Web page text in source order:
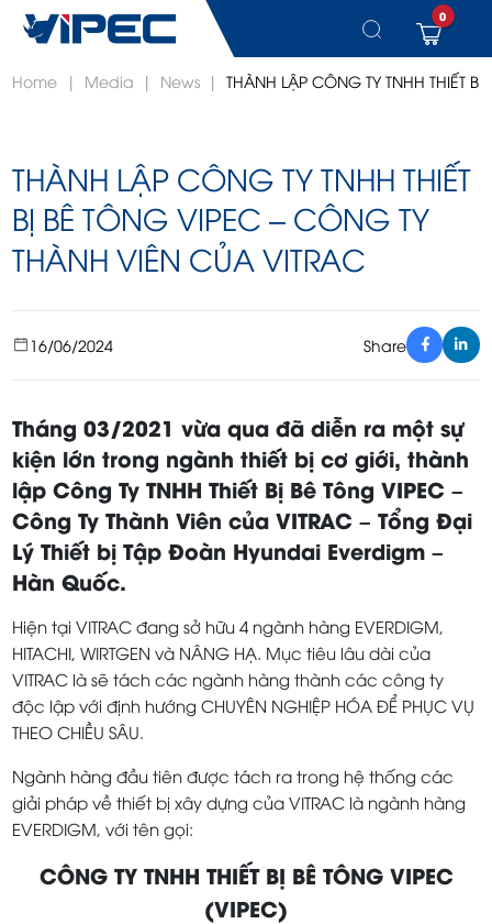
Skip
0
Home | Media | News | THÀNH LẬP CÔNG TY TNHH THIẾT
THÀNH LẬP CÔNG TY TNHH THIẾT
BỊ BÊ TÔNG VIPEC – CÔNG TY
THÀNH VIÊN CỦA VITRAC
16/06/2024 Share
Tháng 03/2021 vừa qua đã diễn ra một sự
kiện lớn trong ngành thiết bị cơ giới, thành
lập Công Ty TNHH Thiết Bị Bê Tông VIPEC –
Công Ty Thành Viên của VITRAC – Tổng Đại
Lý Thiết bị Tập Đoàn Hyundai Everdigm –
Hàn Quốc.
Hiện tại VITRAC đang sở hữu 4 ngành hàng EVERDIGM,
HITACHI, WIRTGEN và NÂNG HẠ. Mục tiêu lâu dài của
VITRAC là sẽ tách các ngành hàng thành các công ty
độc lập với định hướng CHUYÊN NGHIỆP HÓA ĐỂ PHỤC VỤ
THEO CHIỀU SÂU.
Ngành hàng đầu tiên được tách ra trong hệ thống các
giải pháp về thiết bị xây dựng của VITRAC là ngành hàng
EVERDIGM, với tên gọi:
CÔNG TY TNHH THIẾT BỊ BÊ TÔNG VIPEC
(VIPEC)